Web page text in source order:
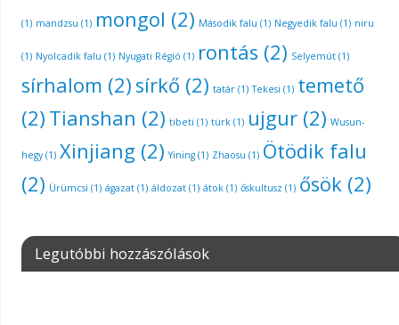
(1) mandzsu (1) mongol (2) Második falu (1) Negyedik falu (1) niru
(1) Nyolcadik falu (1) Nyugati Régió (1) rontás (2) Selyemút(1)
sírhalom (2) sírkő (2) tatár(1) Tekesi (1) temető
(2) Tianshan (2) tibeti (1) türk(1) ujgur(2) Wusun-
hegy(1) Xinjiang (2) Yining(1) Zhaosu (1) Ötödik falu
(2) Ürümcsi (1) ágazat(1) áldozat(1) átok(1) őskultusz (1) ősök(2)
Legutóbbi hozzászólások